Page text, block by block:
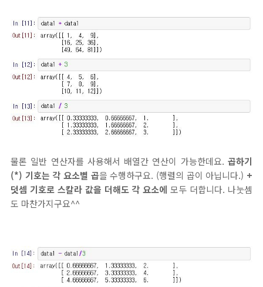
물론 일반 연산자를 사용해서 배열간 연산이 가능한데요. 곱하기
(*) 기호는 각 요소별 곱을 수행하구요. (행렬의 곱이 아닙니다.) +
덧셈 기호로 스칼라 값을 더해도 각 요소에 모두 더합니다. 나눗셈
도 마찬가지구요^^